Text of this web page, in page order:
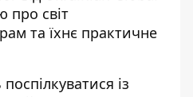
про світ
та їхнє практичне
із